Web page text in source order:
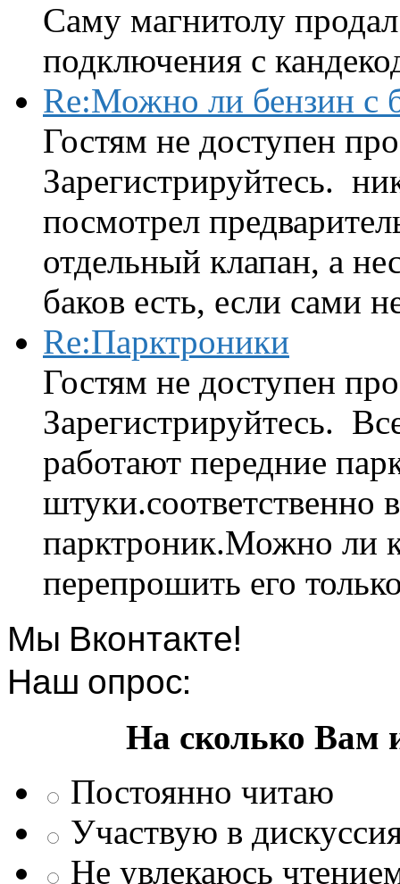
Саму магнитолу
подключения с
Re:Можно ли бензин с
Гостям не доступен
Зарегистрируйтесь.
посмотрел
отдельный клапан, а
баков есть, если сами
Re:Парктроники
Гостям не доступен
Зарегистрируйтесь.
работают передние
штуки.соответственно
парктроник.Можно ли
перепрошить его
Мы Вконтакте!
Наш опрос:
На сколько Вам
Постоянно читаю
Участвую в
Не увлекаюсь